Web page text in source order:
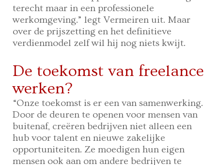
terecht maar in een professionele
werkomgeving.” legt Vermeiren uit. Maar
over de prijszetting en het definitieve
verdienmodel zelf wil hij nog niets kwijt.
De toekomst van freelance
werken?
“Onze toekomst is er een van samenwerking.
Door de deuren te openen voor mensen van
buitenaf, creëren bedrijven niet alleen een
hub voor talent en nieuwe zakelijke
opportuniteiten. Ze moedigen hun eigen
mensen ook aan om andere bedrijven te